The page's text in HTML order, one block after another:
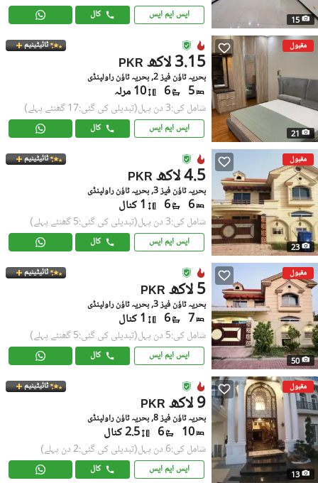
15 ایس ایم ایس کال
مقبول
21
ٹائیٹینیم
PKR 3.15 لاکھ
بحریہ ٹاؤن فیز 2, بحریہ ٹاؤن راولپنڈی
5
6 10 مرلہ
شامل کی:3 دن پہل (تبدیلی کی گئی:17 گھنٹے پہلے)
ایس ایم ایس کال
مقبول
23
ٹائیٹینیم
PKR 4.5 لاکھ
بحریہ ٹاؤن فیز 3, بحریہ ٹاؤن راولپنڈی
6
6 1 کنال
شامل کی:3 دن پہل (تبدیلی کی گئی:5 گھنٹے پہلے)
ایس ایم ایس کال
مقبول
50
ٹائیٹینیم
PKR 5 لاکھ
بحریہ ٹاؤن فیز 3, بحریہ ٹاؤن راولپنڈی
7
6 1 کنال
شامل کی:5 دن پہل (تبدیلی کی گئی:5 گھنٹے پہلے)
ایس ایم ایس کال
مقبول
13
ٹائیٹینیم
PKR 9 لاکھ
بحریہ ٹاؤن فیز 8, بحریہ ٹاؤن راولپنڈی
10
6 2.5 کنال
شامل کی:6 دن پہل (تبدیلی کی گئی:2 دن پہلے)
ایس ایم ایس کال